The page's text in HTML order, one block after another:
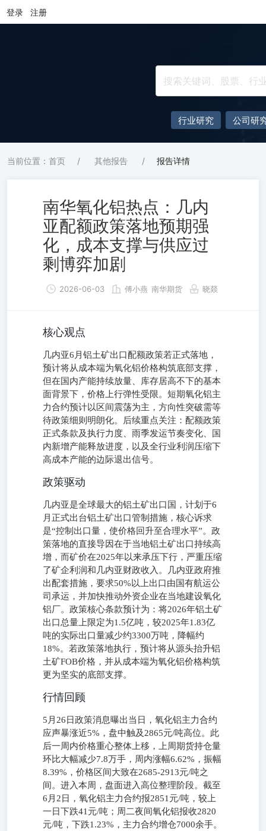
登录 注册
行业研究 公司研
当前位置：首页 / 其他报告 / 报告详情
南华氧化铝热点：几内
亚配额政策落地预期强
化，成本支撑与供应过
剩博弈加剧
2026-06-03 傅小燕 南华期货 晓燚
核心观点
几内亚6月铝土矿出口配额政策若正式落地，
预计将从成本端为氧化铝价格构筑底部支撑，
但在国内产能持续放量、库存居高不下的基本
面背景下，价格上行弹性受限。短期氧化铝主
力合约预计以区间震荡为主，方向性突破需等
待政策细则明朗化。后续重点关注：配额政策
正式条款及执行力度、雨季发运节奏变化、国
内新增产能释放进度，以及全行业利润压缩下
高成本产能的边际退出信号。
政策驱动
几内亚是全球最大的铝土矿出口国，计划于6
月正式出台铝土矿出口管制措施，核心诉求
是“控制出口量，使价格回升至合理水平”。政
策落地的直接导因在于当地铝土矿出口持续高
增，而矿价在2025年以来承压下行，严重压缩
了矿企利润和几内亚财政收入。几内亚政府推
出配套措施，要求50%以上出口由国有航运公
司承运，并加快推动外资企业在当地建设氧化
铝厂。政策核心条款预计为：将2026年铝土矿
出口总量上限定为1.5亿吨，较2025年1.83亿
吨的实际出口量减少约3300万吨，降幅约
18%。若政策落地执行，预计将从源头抬升铝
土矿FOB价格，并从成本端为氧化铝价格构筑
更为坚实的底部支撑。
行情回顾
5月26日政策消息曝出当日，氧化铝主力合约
应声暴涨近5%，盘中触及2865元/吨高位。此
后一周内价格重心整体上移，上周期货持仓量
环比大幅减少7.8万手，周内涨幅6.62%，振幅
8.39%，价格区间大致在2685-2913元/吨之
间。进入本周，盘面进入高位整理阶段。截至
6月2日，氧化铝主力合约报2851元/吨，较上
一日下跌41元/吨；周二夜间氧化铝报收2820
元/吨，下跌1.23%，主力合约增仓7000余手。